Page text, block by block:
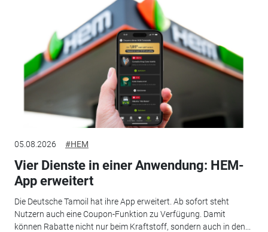
05.08.2026 #HEM
Vier Dienste in einer Anwendung: HEM-
App erweitert
Die Deutsche Tamoil hat ihre App erweitert. Ab sofort steht
Nutzern auch eine Coupon-Funktion zu Verfügung. Damit
können Rabatte nicht nur beim Kraftstoff, sondern auch in den...